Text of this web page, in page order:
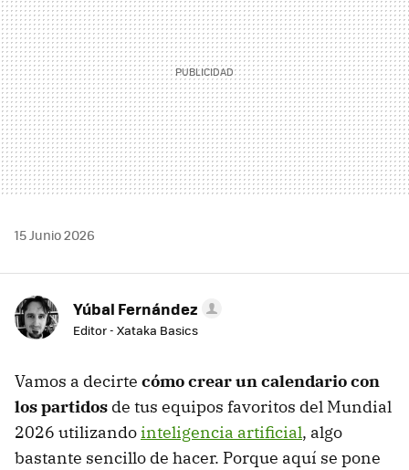
15 Junio 2026
Yúbal Fernández
Editor - Xataka Basics
Vamos a decirte cómo crear un calendario con
los partidos de tus equipos favoritos del Mundial
2026 utilizandointeligencia artificial, algo
bastante sencillo de hacer. Porque aquí se pone